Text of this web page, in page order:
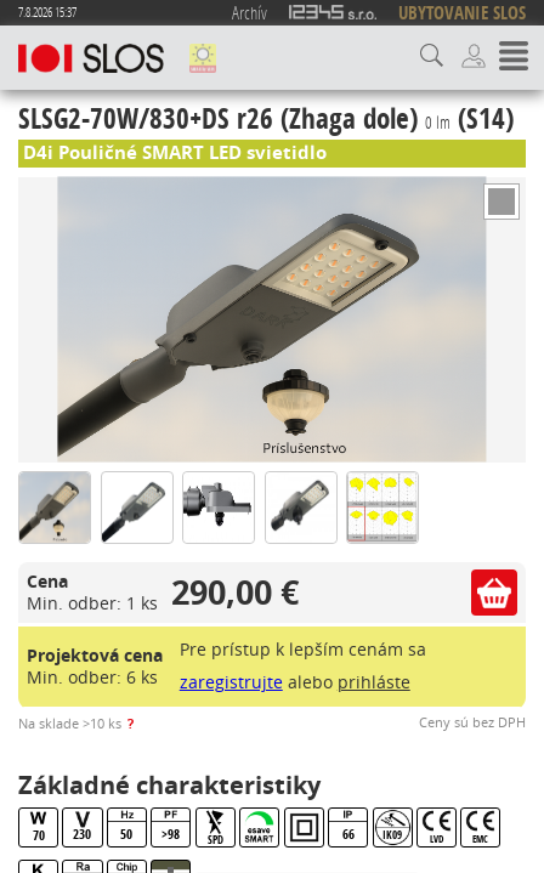
7.8.2026 15:37 Archív UBYTOVANIE SLOS
SLSG2-70W/830+DS r26 (Zhaga dole) 0 lm (S14)
D4i Pouličné SMART LED svietidlo
Cena
Min. odber: 1 ks
290,00 €
Projektová cena
Min. odber: 6 ks
Pre prístup k lepším cenám sa
zaregistrujtealebo prihláste
Na sklade >10 ks ? Ceny sú bez DPH
Základné charakteristiky
70 230 50 >98 SPD 66 IK09 LVD EMC